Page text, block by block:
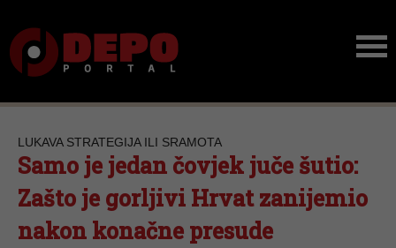
LUKAVA STRATEGIJA ILI SRAMOTA
Samo je jedan čovjek juče šutio:
Zašto je gorljivi Hrvat zanijemio
nakon konačne presude